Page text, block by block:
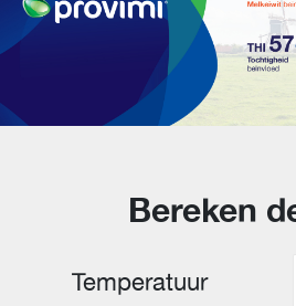
Bereken
Temperatuur